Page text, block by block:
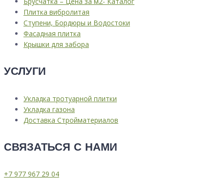
Плитка вибролитая
Ступени, Бордюры и Водостоки
Фасадная плитка
Крышки для забора
УСЛУГИ
Укладка тротуарной плитки
Укладка газона
Доставка Стройматериалов
СВЯЗАТЬСЯ С НАМИ
⁦+7 977 967 29 04